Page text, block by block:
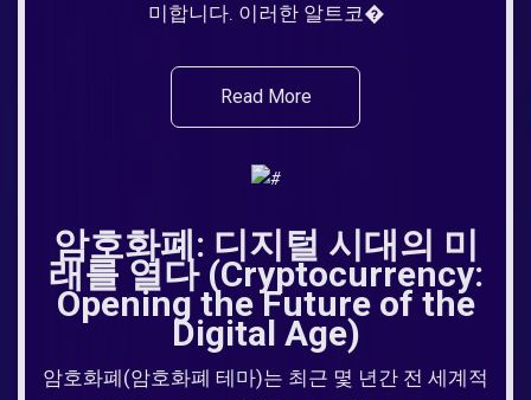
미합니다. 이러한 알트코�
Read More
암호화폐: 디지털 시대의 미
래를 열다 (Cryptocurrency:
Opening the Future of the
Digital Age)
암호화폐(암호화폐 테마)는 최근 몇 년간 전 세계적